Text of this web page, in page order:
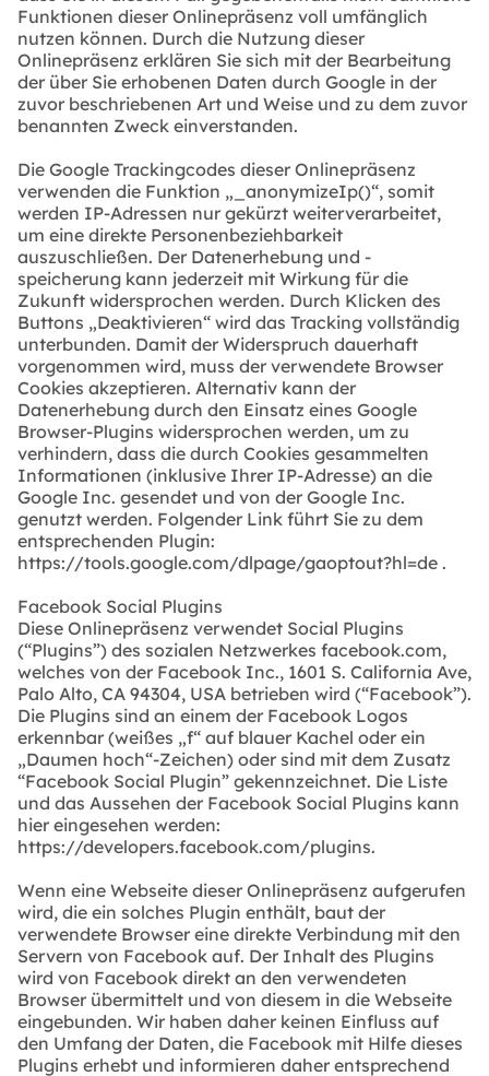
Funktionen dieser Onlinepräsenz voll umfänglich
nutzen können. Durch die Nutzung dieser
Onlinepräsenz erklären Sie sich mit der Bearbeitung
der über Sie erhobenen Daten durch Google in der
zuvor beschriebenen Art und Weise und zu dem zuvor
benannten Zweck einverstanden.
Die Google Trackingcodes dieser Onlinepräsenz
verwenden die Funktion „_anonymizeIp()“, somit
werden IP-Adressen nur gekürzt weiterverarbeitet,
um eine direkte Personenbeziehbarkeit
auszuschließen. Der Datenerhebung und -
speicherung kann jederzeit mit Wirkung für die
Zukunft widersprochen werden. Durch Klicken des
Buttons „Deaktivieren“ wird das Tracking vollständig
unterbunden. Damit der Widerspruch dauerhaft
vorgenommen wird, muss der verwendete Browser
Cookies akzeptieren. Alternativ kann der
Datenerhebung durch den Einsatz eines Google
Browser-Plugins widersprochen werden, um zu
verhindern, dass die durch Cookies gesammelten
Informationen (inklusive Ihrer IP-Adresse) an die
Google Inc. gesendet und von der Google Inc.
genutzt werden. Folgender Link führt Sie zu dem
entsprechenden Plugin:
https://tools.google.com/dlpage/gaoptout?hl=de .
Facebook Social Plugins
Diese Onlinepräsenz verwendet Social Plugins
(“Plugins”) des sozialen Netzwerkes facebook.com,
welches von der Facebook Inc., 1601 S. California Ave,
Palo Alto, CA 94304, USA betrieben wird (“Facebook”).
Die Plugins sind an einem der Facebook Logos
erkennbar (weißes „f“ auf blauer Kachel oder ein
„Daumen hoch“-Zeichen) oder sind mit dem Zusatz
“Facebook Social Plugin” gekennzeichnet. Die Liste
und das Aussehen der Facebook Social Plugins kann
hier eingesehen werden:
https://developers.facebook.com/plugins.
Wenn eine Webseite dieser Onlinepräsenz aufgerufen
wird, die ein solches Plugin enthält, baut der
verwendete Browser eine direkte Verbindung mit den
Servern von Facebook auf. Der Inhalt des Plugins
wird von Facebook direkt an den verwendeten
Browser übermittelt und von diesem in die Webseite
eingebunden. Wir haben daher keinen Einfluss auf
den Umfang der Daten, die Facebook mit Hilfe dieses
Plugins erhebt und informieren daher entsprechend